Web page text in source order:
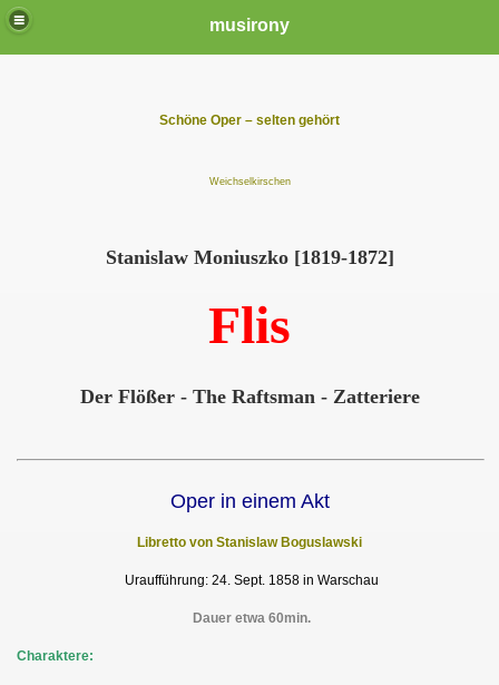
musirony
Schöne Oper – selten gehört
Weichselkirschen
Stanislaw Moniuszko [1819-1872]
Flis
Der Flößer - The Raftsman - Zatteriere
Oper in einem Akt
Libretto von Stanislaw Boguslawski
Uraufführung: 24. Sept. 1858 in Warschau
Dauer etwa 60min.
Charaktere: